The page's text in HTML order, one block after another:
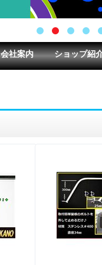
会社案内 ショップ紹